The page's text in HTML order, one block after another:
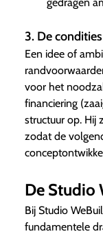
gedragen
3. De
Een idee of
voor het
financiering
structuur op. Hij
zodat de
De Studio
Bij Studio
fundamentele